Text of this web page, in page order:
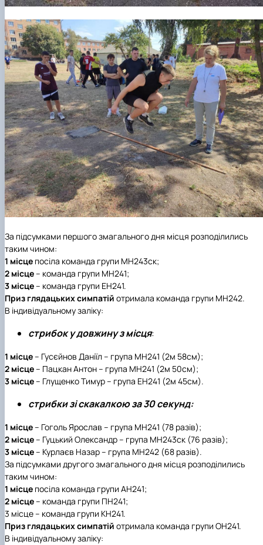
За підсумками першого змагального дня місця розподілились
таким чином:
1 місце посіла команда групи МН243ск;
2 місце– команда групи МН241;
3 місце– команда групи ЕН241.
Приз глядацьких симпатій отримала команда групи МН242.
В індивідуальному заліку:
стрибок у довжину з місця:
1 місце– Гусєйнов Даніїл – група МН241 (2м 58см);
2 місце– Пацкан Антон – група МН241 (2м 50см);
3 місце– Глущенко Тимур – група ЕН241 (2м 45см).
стрибки зі скакалкою за 30 секунд:
1 місце– Гоголь Ярослав – група МН241 (78 разів);
2 місце– Гуцький Олександр – група МН243ск (76 разів);
3 місце– Курлаєв Назар – група МН242 (68 разів).
За підсумками другого змагального дня місця розподілились
таким чином:
1 місце посіла команда групи АН241;
2 місце– команда групи ПН241;
3 місце – команда групи КН241.
Приз глядацьких симпатій отримала команда групи ОН241.
В індивідуальному заліку: